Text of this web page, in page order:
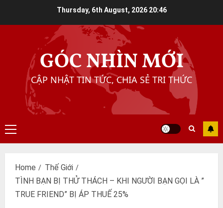
Thursday, 6th August, 2026 20:46
GÓC NHÌN MỚI
CẬP NHẬT TIN TỨC, CHIA SẺ TRI THỨC
Primary
Menu
Home
Thế Giới
TÌNH BẠN BỊ THỬ THÁCH – KHI NGƯỜI BẠN GỌI LÀ ”
TRUE FRIEND” BỊ ÁP THUẾ 25%